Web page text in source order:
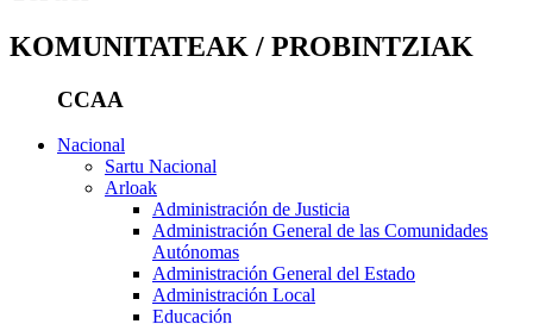
KOMUNITATEAK / PROBINTZIAK
CCAA
Nacional
Sartu Nacional
Arloak
Administración de Justicia
Administración General de las Comunidades
Autónomas
Administración General del Estado
Administración Local
Educación